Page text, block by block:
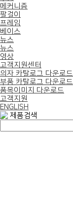
메커니즘
팔걸이
프레임
베이스
뉴스
뉴스
영상
고객지원센터
의자 카탈로그 다운로드
부품 카탈로그 다운로드
품목이미지 다운로드
고객지원
ENGLISH
제품검색